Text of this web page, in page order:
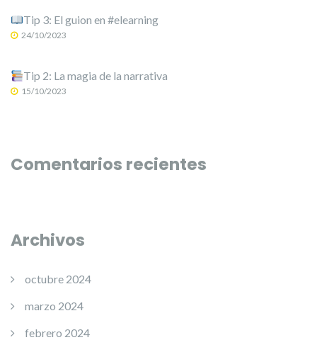
Tip 3: El guion en #elearning
24/10/2023
Tip 2: La magia de la narrativa
15/10/2023
Comentarios recientes
Archivos
octubre 2024
marzo 2024
febrero 2024